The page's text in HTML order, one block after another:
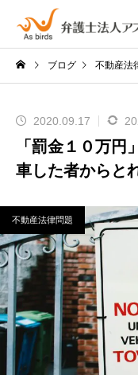
ブログ 不動産法
2020.09.17
「罰金１０万円
車した者からと
不動産法律問題